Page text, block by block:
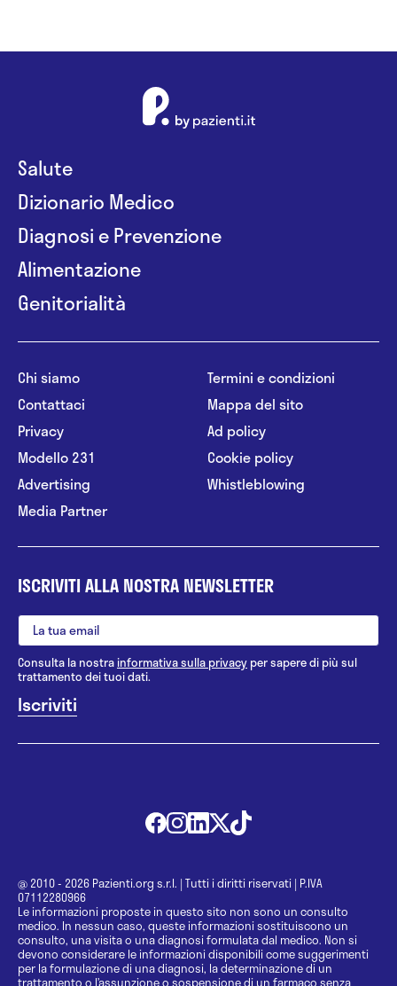
Salute
Dizionario Medico
Diagnosi e Prevenzione
Alimentazione
Genitorialità
Chi siamo
Contattaci
Privacy
Modello 231
Advertising
Media Partner
Termini e condizioni
Mappa del sito
Ad policy
Cookie policy
Whistleblowing
ISCRIVITI ALLA NOSTRA NEWSLETTER
Consulta la nostrainformativa sulla privacy per sapere di più sul
trattamento dei tuoi dati.
@ 2010 - 2026 Pazienti.org s.r.l. | Tutti i diritti riservati | P.IVA
07112280966
Le informazioni proposte in questo sito non sono un consulto
medico. In nessun caso, queste informazioni sostituiscono un
consulto, una visita o una diagnosi formulata dal medico. Non si
devono considerare le informazioni disponibili come suggerimenti
per la formulazione di una diagnosi, la determinazione di un
trattamento o l’assunzione o sospensione di un farmaco senza